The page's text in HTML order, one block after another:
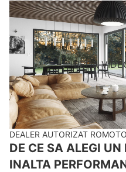
REDA
DEALER AUTORIZAT
DE CE SA ALEGI UN
INALTA